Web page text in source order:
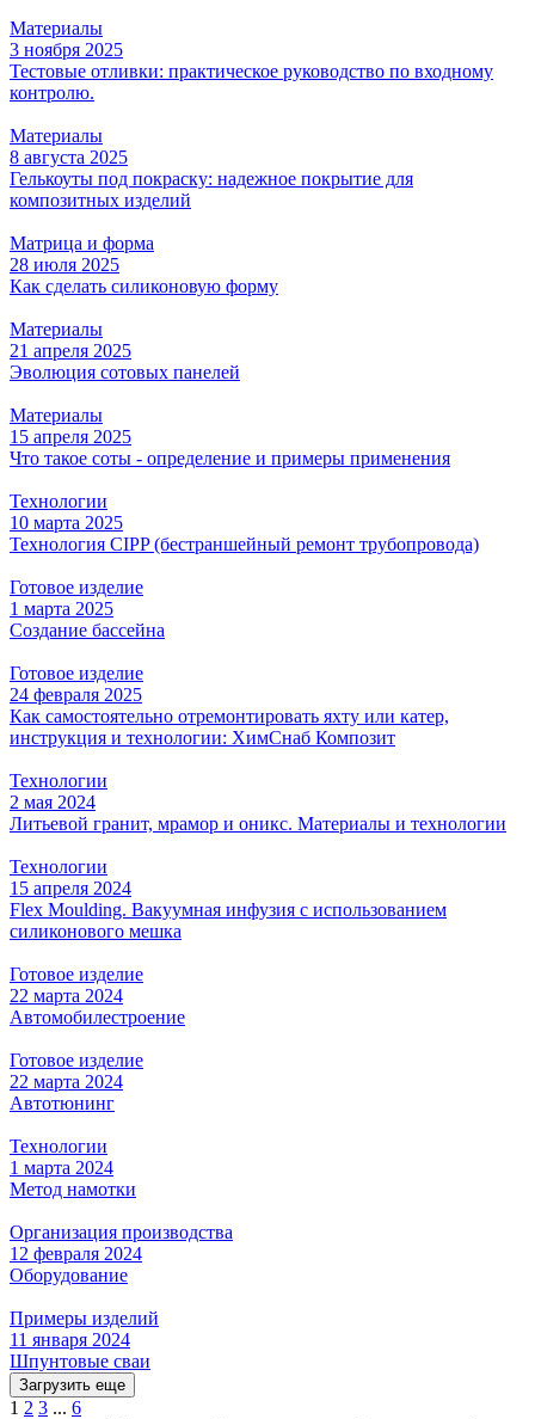
Материалы
3 ноября 2025
Тестовые отливки: практическое руководство по входному
контролю.
Материалы
8 августа 2025
Гелькоуты под покраску: надежное покрытие для
композитных изделий
Матрица и форма
28 июля 2025
Как сделать силиконовую форму
Материалы
21 апреля 2025
Эволюция сотовых панелей
Материалы
15 апреля 2025
Что такое соты - определение и примеры применения
Технологии
10 марта 2025
Технология CIPP (бестраншейный ремонт трубопровода)
Готовое изделие
1 марта 2025
Создание бассейна
Готовое изделие
24 февраля 2025
Как самостоятельно отремонтировать яхту или катер,
инструкция и технологии: ХимСнаб Композит
Технологии
2 мая 2024
Литьевой гранит, мрамор и оникс. Материалы и технологии
Технологии
15 апреля 2024
Flex Moulding. Вакуумная инфузия с использованием
силиконового мешка
Готовое изделие
22 марта 2024
Автомобилестроение
Готовое изделие
22 марта 2024
Автотюнинг
Технологии
1 марта 2024
Метод намотки
Организация производства
12 февраля 2024
Оборудование
Примеры изделий
11 января 2024
Шпунтовые сваи
Загрузить еще
1 2 3 ... 6